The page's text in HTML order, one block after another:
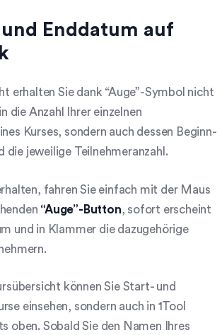
Enddatum auf
erhalten Sie dank “Auge”-Symbol nicht
die Anzahl Ihrer einzelnen
Kurses, sondern auch dessen Beginn-
die jeweilige Teilnehmeranzahl.
fahren Sie einfach mit der Maus
“Auge”-Button, sofort erscheint
und in Klammer die dazugehörige
können Sie Start- und
einsehen, sondern auch in 1Tool
oben. Sobald Sie den Namen Ihres